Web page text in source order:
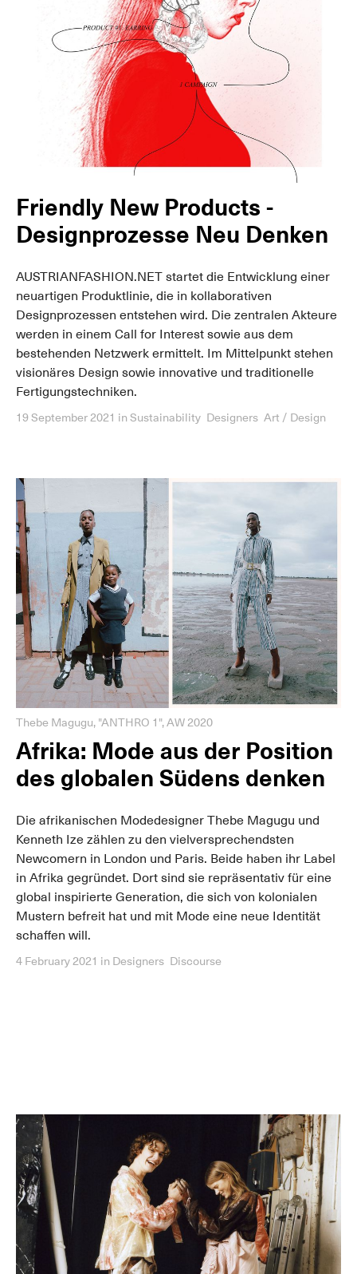
Friendly New Products -
Designprozesse Neu Denken
AUSTRIANFASHION.NET startet die Entwicklung einer
neuartigen Produktlinie, die in kollaborativen
Designprozessen entstehen wird. Die zentralen Akteure
werden in einem Call for Interest sowie aus dem
bestehenden Netzwerk ermittelt. Im Mittelpunkt stehen
visionäres Design sowie innovative und traditionelle
Fertigungstechniken.
19 September 2021 in Sustainability Designers Art / Design
Thebe Magugu, "ANTHRO 1", AW 2020
Afrika: Mode aus der Position
des globalen Südens denken
Die afrikanischen Modedesigner Thebe Magugu und
Kenneth Ize zählen zu den vielversprechendsten
Newcomern in London und Paris. Beide haben ihr Label
in Afrika gegründet. Dort sind sie repräsentativ für eine
global inspirierte Generation, die sich von kolonialen
Mustern befreit hat und mit Mode eine neue Identität
schaffen will.
4 February 2021 in Designers Discourse